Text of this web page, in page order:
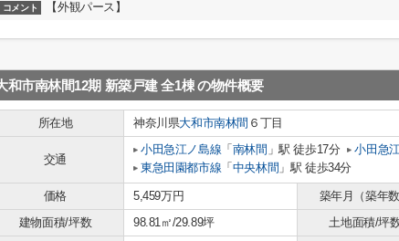
コメント 【外観パース】
和市南林間12期 新築戸建 全1棟の物件概要
所在地 神奈川県大和市南林間 ６丁目
交通
小田急江ノ島線 「 南林間 」駅 徒歩17分 小田急
東急田園都市線 「 中央林間 」駅 徒歩34分
価格 5,459万円 築年月（築年数
建物面積/坪数
98.81㎡/29.89坪 土地面積/坪